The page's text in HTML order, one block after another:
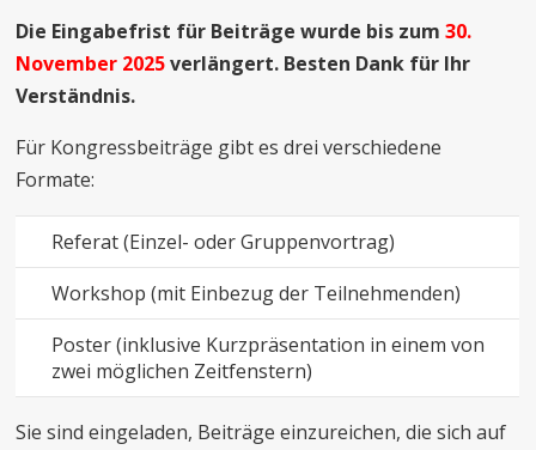
Die Eingabefrist für Beiträge wurde bis zum30.
November 2025verlängert. Besten Dank für Ihr
Verständnis.
Für Kongressbeiträge gibt es drei verschiedene
Formate:
Referat (Einzel- oder Gruppenvortrag)
Workshop (mit Einbezug der Teilnehmenden)
Poster (inklusive Kurzpräsentation in einem von
zwei möglichen Zeitfenstern)
Sie sind eingeladen, Beiträge einzureichen, die sich auf